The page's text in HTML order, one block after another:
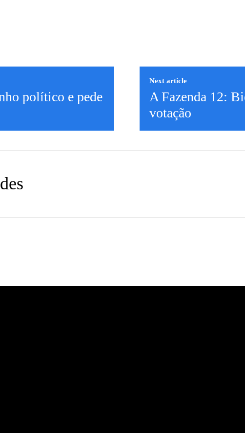
político e pede
Next article
A Fazenda 12:
votação